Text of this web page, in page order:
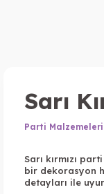
Sarı
Parti
Sarı kırmızı
bir dekorasyon
detayları ile